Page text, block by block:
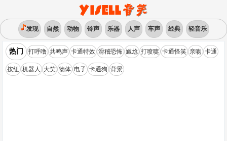
发现 自然 动物 铃声 乐器 人声 车声 经典 轻音乐
热门 打呼噜 共鸣声 卡通特效 滑稽恐怖 尴尬 打喷嚏 卡通怪笑 亲吻 卡通
按纽 机器人 大笑 物体 电子 卡通狗 背景